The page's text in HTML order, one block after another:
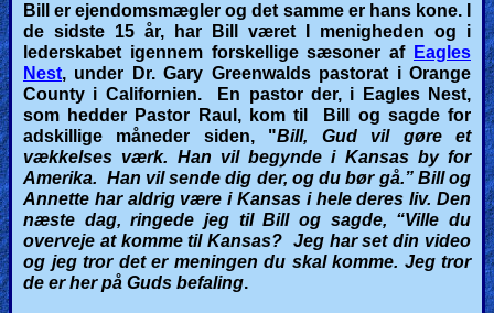
Bible/Study
Jesus
Warfare
Revelations
Bill er ejendomsmægler og det samme er hans kone. I
de sidste 15 år, har Bill været I menigheden og i
lederskabet igennem forskellige sæsoner af Eagles
Nest, under Dr. Gary Greenwalds pastorat i Orange
County i Californien. En pastor der, i Eagles Nest,
som hedder Pastor Raul, kom til Bill og sagde for
adskillige måneder siden, "Bill, Gud vil gøre et
vækkelses værk. Han vil begynde i Kansas by for
Amerika. Han vil sende dig der, og du bør gå.” Bill og
Annette har aldrig være i Kansas i hele deres liv. Den
næste dag, ringede jeg til Bill og sagde, “Ville du
overveje at komme til Kansas? Jeg har set din video
og jeg tror det er meningen du skal komme. Jeg tror
de er her på Guds befaling.